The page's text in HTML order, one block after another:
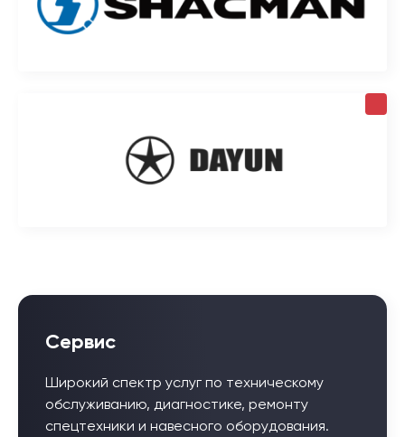
Сервис
Широкий спектр услуг по техническому
обслуживанию, диагностике, ремонту
спецтехники и навесного оборудования.